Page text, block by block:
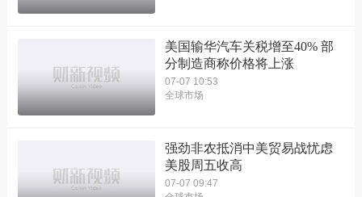
美国输华汽车关税增至40% 部
分制造商称价格将上涨
07-07 10:53
全球市场
强劲非农抵消中美贸易战忧虑
美股周五收高
07-07 09:47